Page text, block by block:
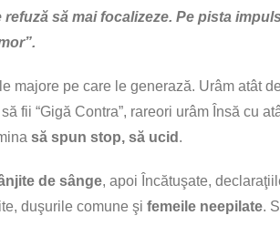
să mai focalizeze. Pe pista
majore pe care le generază. Urâm atât
fii “Gigă Contra”, rareori urâm Însă cu
să spun stop, să ucid .
de sânge, apoi Încătuşate,
duşurile comune şi femeile neepilate.